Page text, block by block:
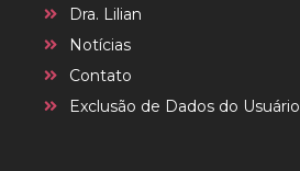
Dra. Lilian
Notícias
Contato
Exclusão de Dados do Usuário